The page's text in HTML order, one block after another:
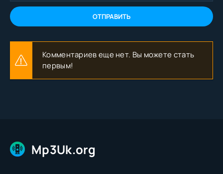
ОТПРАВИТЬ
Комментариев еще нет. Вы можете стать
первым!
Mp3Uk.org